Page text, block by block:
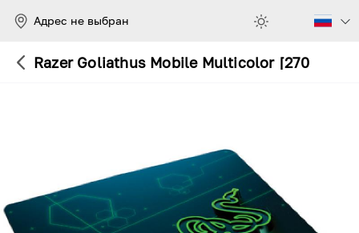
Адрес не выбран
Razer Goliathus Mobile Multicolor